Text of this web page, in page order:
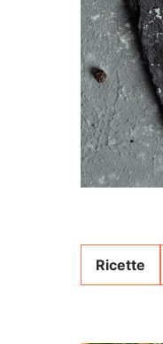
Ricette